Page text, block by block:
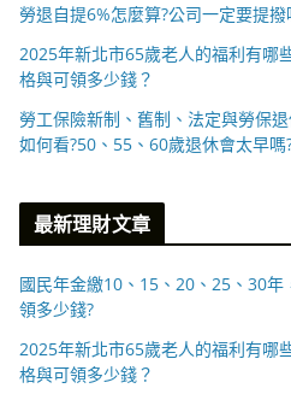
勞退自提6%怎麼算?公司一定要提
2025年新北市65歲老人的福利有哪
格與可領多少錢？
勞工保險新制、舊制、法定與勞保
如何看?50、55、60歲退休會太早嗎
最新理財文章
國民年金繳10、15、20、25、30
領多少錢?
2025年新北市65歲老人的福利有哪
格與可領多少錢？